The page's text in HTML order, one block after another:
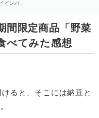
ビンバ
間限定商品「野菜
べてみた感想
ると、そこには納豆と